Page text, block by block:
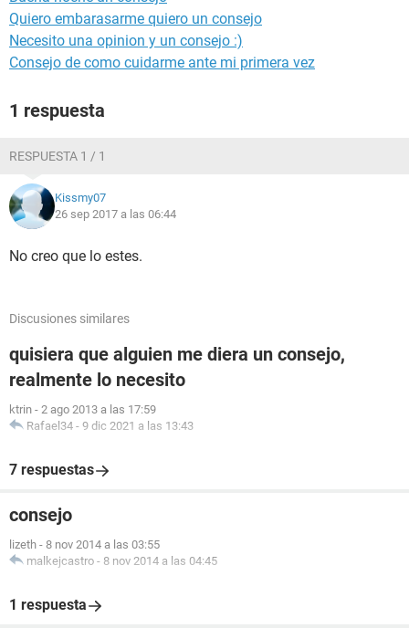
Quiero embarasarme quiero un consejo
Necesito una opinion y un consejo :)
Consejo de como cuidarme ante mi primera vez
1 respuesta
RESPUESTA 1 / 1
Kissmy07
26 sep 2017 a las 06:44
No creo que lo estes.
Discusiones similares
quisiera que alguien me diera un consejo,
realmente lo necesito
ktrin - 2 ago 2013 a las 17:59
Rafael34 - 9 dic 2021 a las 13:43
7 respuestas
consejo
lizeth - 8 nov 2014 a las 03:55
malkejcastro - 8 nov 2014 a las 04:45
1 respuesta